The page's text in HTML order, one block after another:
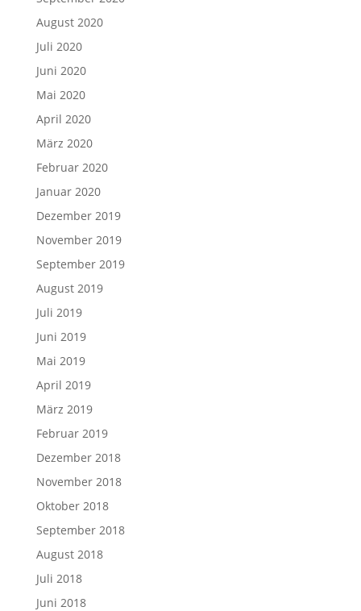
August 2020
Juli 2020
Juni 2020
Mai 2020
April 2020
März 2020
Februar 2020
Januar 2020
Dezember 2019
November 2019
September 2019
August 2019
Juli 2019
Juni 2019
Mai 2019
April 2019
März 2019
Februar 2019
Dezember 2018
November 2018
Oktober 2018
September 2018
August 2018
Juli 2018
Juni 2018